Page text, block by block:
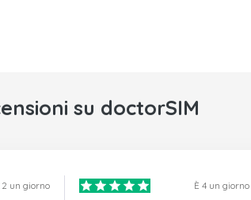
su doctorSIM
2 un giorno È 4 un giorno